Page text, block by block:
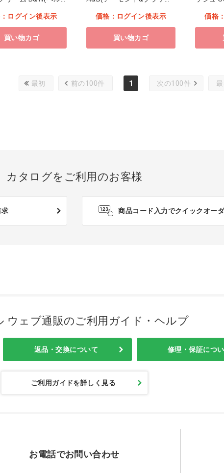
ログイン後表示
買い物カゴ
価格：ログイン後表示
買い物カゴ
価格
最初 前の100件 1 次の100件
カタログをご利用のお客様
求 商品コード入力でクイックオー
ウェブ通販のご利用ガイド・ヘルプ
返品・交換について 修理・保証につ
ご利用ガイドを詳しく見る
お電話でお問い合わせ